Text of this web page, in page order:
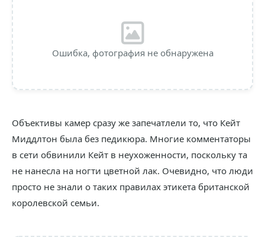
Ошибка, фотография не обнаружена
Объективы камер сразу же запечатлели то, что Кейт
Миддлтон была без педикюра. Многие комментаторы
в сети обвинили Кейт в неухоженности, поскольку та
не нанесла на ногти цветной лак. Очевидно, что люди
просто не знали о таких правилах этикета британской
королевской семьи.